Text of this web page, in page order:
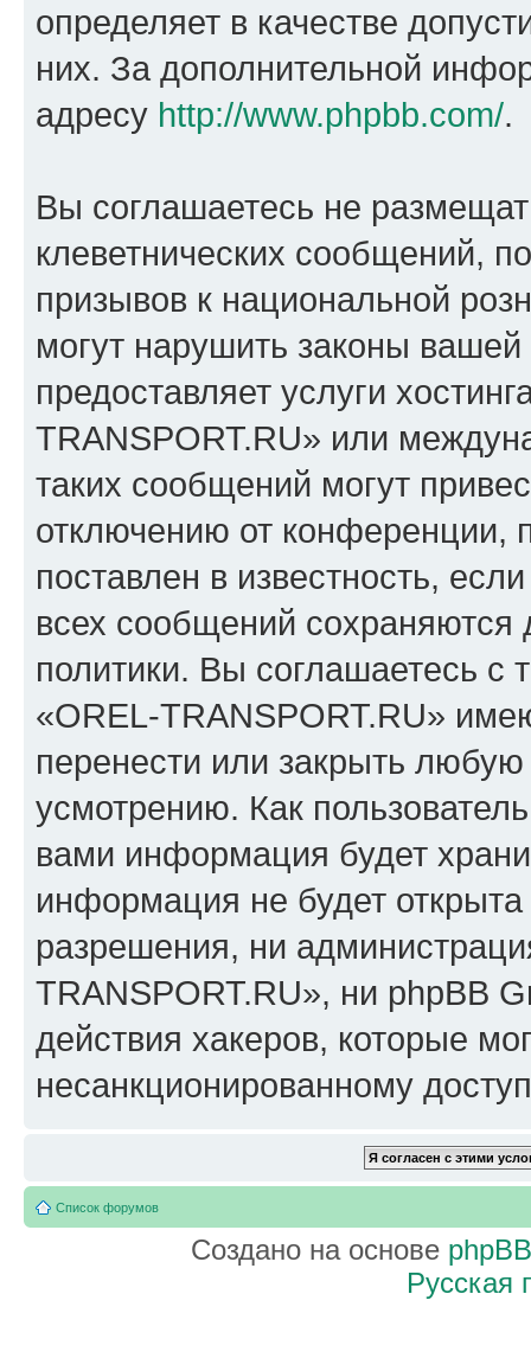
определяет в качестве
них. За дополнительной
адресу http://www.phpbb.com/.
Вы соглашаетесь не
клеветнических сообщений,
призывов к национальной
могут нарушить законы
предоставляет услуги
TRANSPORT.RU» или
таких сообщений могут
отключению от конференции,
поставлен в известность,
всех сообщений сохраняются
политики. Вы соглашаетесь
«OREL-TRANSPORT.RU»
перенести или закрыть
усмотрению. Как
вами информация будет
информация не будет
разрешения, ни
TRANSPORT.RU», ни phpBB
действия хакеров, которые
несанкционированному
Список форумов
Создано на основе phpBB
Русская